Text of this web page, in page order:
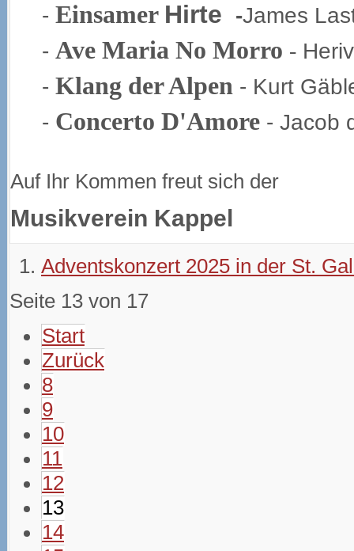
- Einsamer Hirte -James
- Ave Maria No Morro -
- Klang der Alpen - Kurt
- Concerto D'Amore - Jacob
Auf Ihr Kommen freut sich der
Musikverein Kappel
Adventskonzert 2025 in der St.
Seite 13 von 17
Start
Zurück
8
9
10
11
12
13
14